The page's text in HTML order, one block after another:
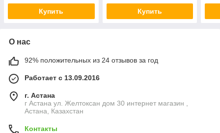
Купить Купить
О нас
92% положительных из 24 отзывов за год
Работает с 13.09.2016
г. Астана
г Астана ул. Желтоксан дом 30 интернет магазин ,
Астана, Казахстан
Контакты